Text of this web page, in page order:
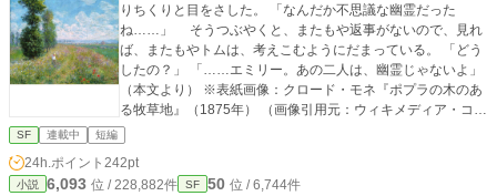
りちくりと目をさした。 「なんだか不思議な幽霊だった
ね……」 そうつぶやくと、またもや返事がないので、見れ
ば、またもやトムは、考えこむようにだまっている。 「どう
したの？」 「……エミリー。あの二人は、幽霊じゃないよ」
（本文より） ※表紙画像：クロード・モネ『ポプラの木のあ
る牧草地』（1875年） （画像引用元：ウィキメディア・コモ
ンズ）
SF 連載中 短編
24h.ポイント 242pt
小説 6,093 位 / 228,882件 SF 50 位 / 6,744件